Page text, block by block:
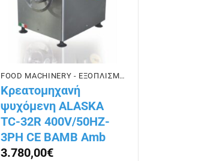
FOOD MACHINERY - ΕΞΟΠΛΙΣΜΟΣ ΕΣΤΙΑΣΗΣ
Κρεατομηχανή
ψυχόμενη ALASKA
TC-32R 400V/50HZ-
3PH CE BAMB Amb
3.780,00€